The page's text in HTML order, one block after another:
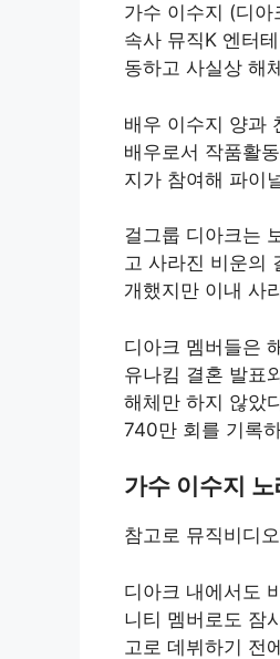
가수 이수지 (디
속사 뮤직K 엔터
동하고 사실상 해
배우 이수지 양과
배우로서 작품활
지가 참여해 파이
걸그룹 디아크는
고 사라진 비운의
개했지만 이내 사
디아크 멤버들은
유나킴 결혼 발표
해체만 하지 않았
740만 회를 기록
가수 이수지
참고로 뮤직비디
디아크 내에서도
니티 멤버로도 잠
고로 데뷔하기 전